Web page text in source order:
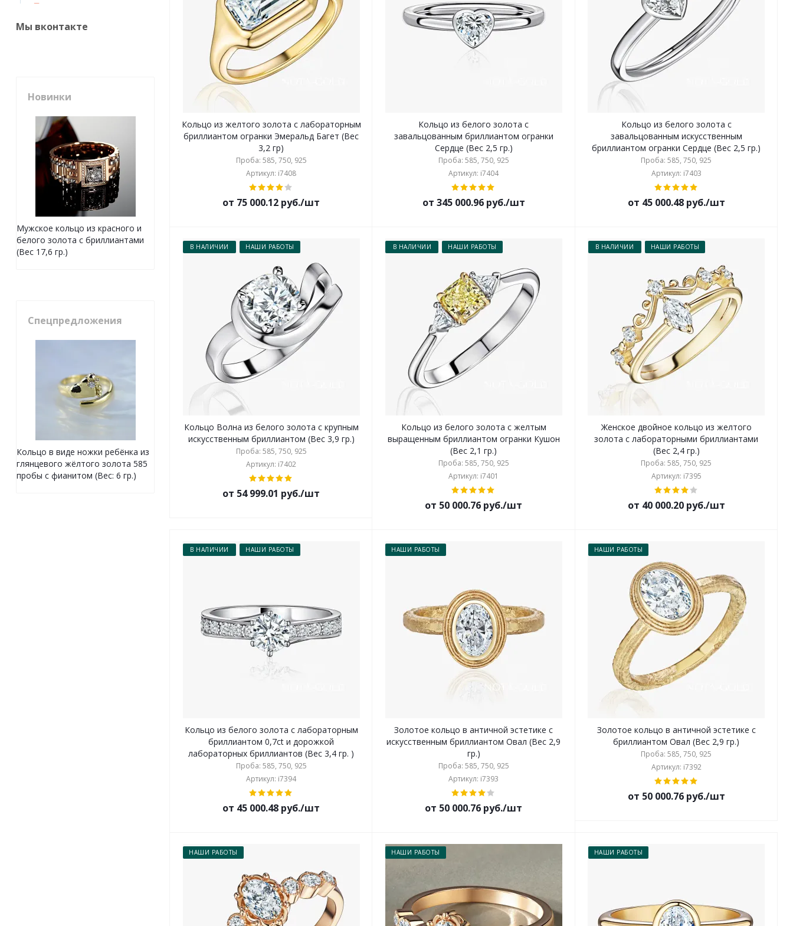
Кольцо из желтого золота с лабораторным
бриллиантом огранки Эмеральд Багет (Вес
3,2 гр)
Проба: 585, 750, 925
Артикул: i7408
от 75 000.12 руб./шт
Кольцо из белого золота с
завальцованным бриллиантом огранки
Сердце (Вес 2,5 гр.)
Проба: 585, 750, 925
Артикул: i7404
от 345 000.96 руб./шт
Кольцо из белого золота с
завальцованным искусственным
бриллиантом огранки Сердце (Вес 2,5 гр.)
Проба: 585, 750, 925
Артикул: i7403
от 45 000.48 руб./шт
В НАЛИЧИИ НАШИ РАБОТЫ
Кольцо Волна из белого золота с крупным
искусственным бриллиантом (Вес 3,9 гр.)
Проба: 585, 750, 925
Артикул: i7402
от 54 999.01 руб./шт
В НАЛИЧИИ НАШИ РАБОТЫ
Кольцо из белого золота с желтым
выращенным бриллиантом огранки Кушон
(Вес 2,1 гр.)
Проба: 585, 750, 925
Артикул: i7401
от 50 000.76 руб./шт
В НАЛИЧИИ НАШИ РАБОТЫ
Женское двойное кольцо из желтого
золота с лабораторными бриллиантами
(Вес 2,4 гр.)
Проба: 585, 750, 925
Артикул: i7395
от 40 000.20 руб./шт
В НАЛИЧИИ НАШИ РАБОТЫ
Кольцо из белого золота с лабораторным
бриллиантом 0,7ct и дорожкой
лабораторных бриллиантов (Вес 3,4 гр. )
Проба: 585, 750, 925
Артикул: i7394
от 45 000.48 руб./шт
НАШИ РАБОТЫ
Золотое кольцо в античной эстетике с
искусственным бриллиантом Овал (Вес 2,9
гр.)
Проба: 585, 750, 925
Артикул: i7393
от 50 000.76 руб./шт
НАШИ РАБОТЫ
Золотое кольцо в античной эстетике с
бриллиантом Овал (Вес 2,9 гр.)
Проба: 585, 750, 925
Артикул: i7392
от 50 000.76 руб./шт
НАШИ РАБОТЫ НАШИ РАБОТЫ НАШИ РАБОТЫ
Мы вконтакте
Новинки
Мужское кольцо из красного и
белого золота с бриллиантами
(Вес 17,6 гр.)
Спецпредложения
Кольцо в виде ножки ребёнка из
глянцевого жёлтого золота 585
пробы с фианитом (Вес: 6 гр.)